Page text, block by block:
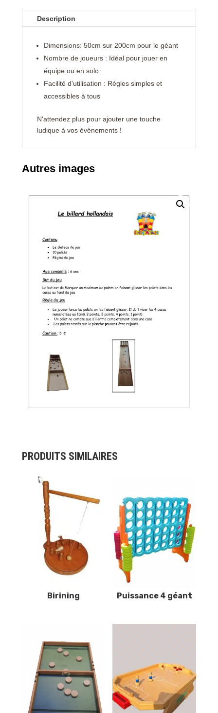
Description
Dimensions: 50cm sur 200cm pour le géant
Nombre de joueurs : Idéal pour jouer en
équipe ou en solo
Facilité d'utilisation : Règles simples et
accessibles à tous
N'attendez plus pour ajouter une touche
ludique à vos événements !
Autres images
PRODUITS SIMILAIRES
Birining Puissance 4 géant